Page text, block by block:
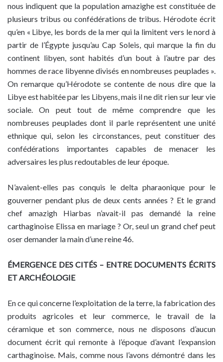
nous indiquent que la population amazighe est constituée de
plusieurs tribus ou confédérations de tribus. Hérodote écrit
qu’en « Libye, les bords de la mer qui la limitent vers le nord à
partir de l’Égypte jusqu’au Cap Soleis, qui marque la fin du
continent libyen, sont habités d’un bout à l’autre par des
hommes de race libyenne divisés en nombreuses peuplades ».
On remarque qu’Hérodote se contente de nous dire que la
Libye est habitée par les Libyens, mais il ne dit rien sur leur vie
sociale. On peut tout de même comprendre que les
nombreuses peuplades dont il parle représentent une unité
ethnique qui, selon les circonstances, peut constituer des
confédérations importantes capables de menacer les
adversaires les plus redoutables de leur époque.
N’avaient-elles pas conquis le delta pharaonique pour le
gouverner pendant plus de deux cents années ? Et le grand
chef amazigh Hiarbas n’avait-il pas demandé la reine
carthaginoise Elissa en mariage ? Or, seul un grand chef peut
oser demander la main d’une reine 46.
ÉMERGENCE DES CITÉS – ENTRE DOCUMENTS ÉCRITS
ET ARCHÉOLOGIE
En ce qui concerne l’exploitation de la terre, la fabrication des
produits agricoles et leur commerce, le travail de la
céramique et son commerce, nous ne disposons d’aucun
document écrit qui remonte à l’époque d’avant l’expansion
carthaginoise. Mais, comme nous l’avons démontré dans les